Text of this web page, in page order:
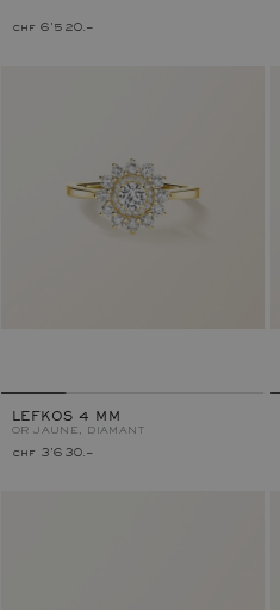
chf 6'520.–
LEFKOS 4 MM
OR JAUNE, DIAMANT
chf 3'630.–